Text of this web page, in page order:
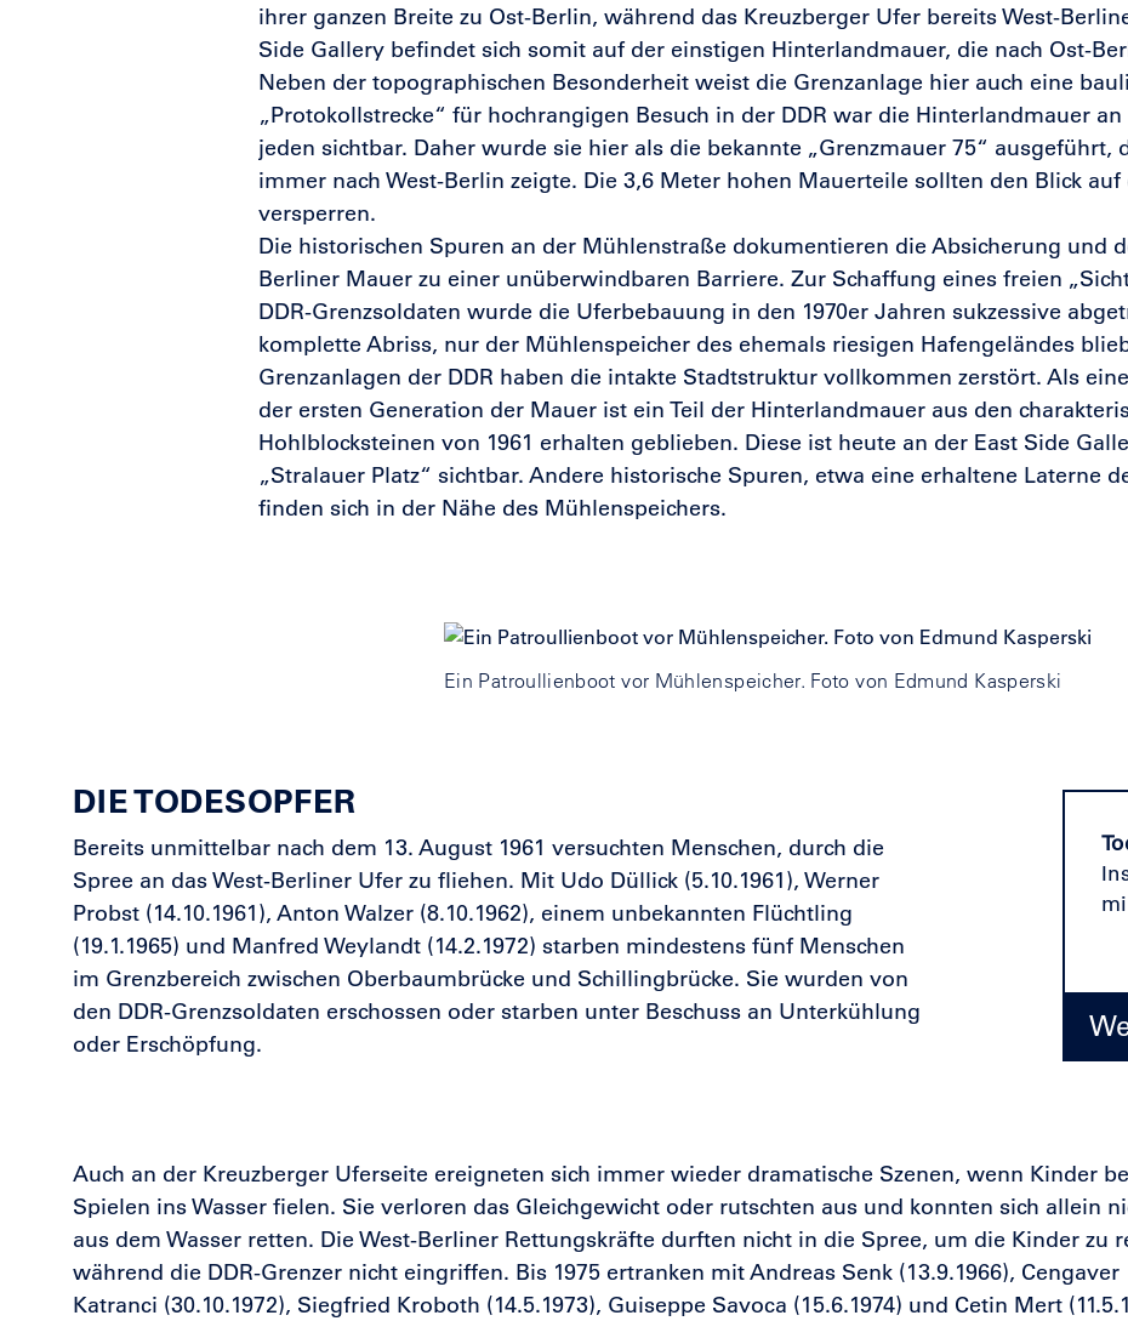
ihrer ganzen Breite zu Ost-Berlin, während das Kreuzberger Ufer bereits West-
Side Gallery befindet sich somit auf der einstigen Hinterlandmauer, die nach Ost-
Neben der topographischen Besonderheit weist die Grenzanlage hier auch eine
„Protokollstrecke“ für hochrangigen Besuch in der DDR war die Hinterlandmauer
jeden sichtbar. Daher wurde sie hier als die bekannte „Grenzmauer 75“ ausgeführt,
immer nach West-Berlin zeigte. Die 3,6 Meter hohen Mauerteile sollten den Blick auf
versperren.
Die historischen Spuren an der Mühlenstraße dokumentieren die Absicherung und
Berliner Mauer zu einer unüberwindbaren Barriere. Zur Schaffung eines freien
DDR-Grenzsoldaten wurde die Uferbebauung in den 1970er Jahren sukzessive
komplette Abriss, nur der Mühlenspeicher des ehemals riesigen Hafengeländes
Grenzanlagen der DDR haben die intakte Stadtstruktur vollkommen zerstört. Als
der ersten Generation der Mauer ist ein Teil der Hinterlandmauer aus den
Hohlblocksteinen von 1961 erhalten geblieben. Diese ist heute an der East Side
„Stralauer Platz“ sichtbar. Andere historische Spuren, etwa eine erhaltene Laterne
finden sich in der Nähe des Mühlenspeichers.
Ein Patroullienboot vor Mühlenspeicher. Foto von Edmund Kasperski
DIE TODESOPFER
Bereits unmittelbar nach dem 13. August 1961 versuchten Menschen, durch die
Spree an das West-Berliner Ufer zu fliehen. Mit Udo Düllick (5.10.1961), Werner
Probst (14.10.1961), Anton Walzer (8.10.1962), einem unbekannten Flüchtling
(19.1.1965) und Manfred Weylandt (14.2.1972) starben mindestens fünf Menschen
im Grenzbereich zwischen Oberbaumbrücke und Schillingbrücke. Sie wurden von
den DDR-Grenzsoldaten erschossen oder starben unter Beschuss an Unterkühlung
oder Erschöpfung.
Auch an der Kreuzberger Uferseite ereigneten sich immer wieder dramatische Szenen, wenn Kinder
Spielen ins Wasser fielen. Sie verloren das Gleichgewicht oder rutschten aus und konnten sich allein
aus dem Wasser retten. Die West-Berliner Rettungskräfte durften nicht in die Spree, um die Kinder zu
während die DDR-Grenzer nicht eingriffen. Bis 1975 ertranken mit Andreas Senk (13.9.1966), Cengaver
Katranci (30.10.1972), Siegfried Kroboth (14.5.1973), Guiseppe Savoca (15.6.1974) und Cetin Mert